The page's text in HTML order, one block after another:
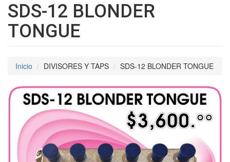
SDS-12 BLONDER
TONGUE
Inicio DIVISORES Y TAPS SDS-12 BLONDER TONGUE